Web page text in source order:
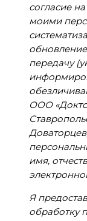
согласие
моими
передачу
ООО
имя,
Я
обработку